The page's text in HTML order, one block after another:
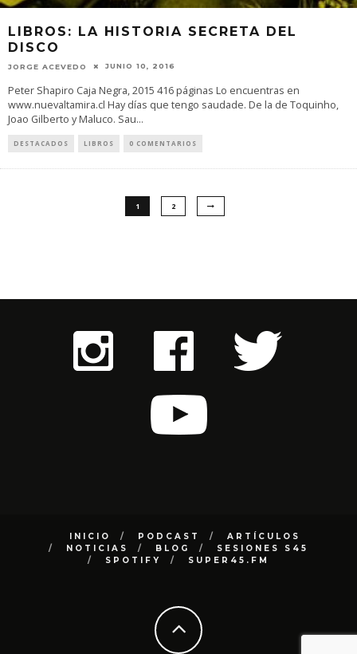
LIBROS: LA HISTORIA SECRETA DEL
DISCO
JORGE ACEVEDO JUNIO 10, 2016
Peter Shapiro Caja Negra, 2015 416 páginas Lo encuentras en
www.nuevaltamira.cl Hay días que tengo saudade. De la de Toquinho,
Joao Gilberto y Maluco. Sau...
DESTACADOS LIBROS 0 COMENTARIOS
1 2
INICIO PODCAST
ARTÍCULOS
NOTICIAS
BLOG
SESIONES S45
SPOTIFY
SUPER45.FM